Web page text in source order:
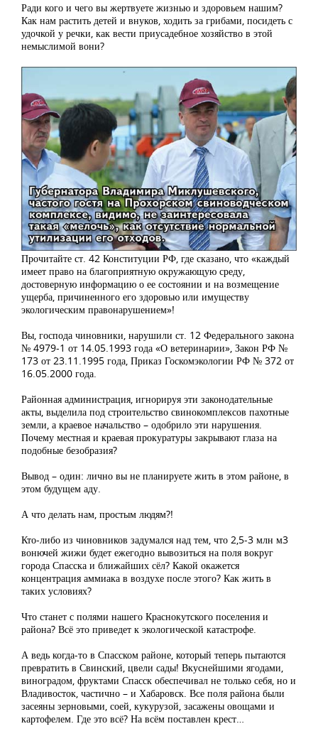
Ради кого и чего вы жертвуете жизнью и здоровьем нашим?
Как нам растить детей и внуков, ходить за грибами, посидеть с
удочкой у речки, как вести приусадебное хозяйство в этой
немыслимой вони?
Прочитайте ст. 42 Конституции РФ, где сказано, что «каждый
имеет право на благоприятную окружающую среду,
достоверную информацию о ее состоянии и на возмещение
ущерба, причиненного его здоровью или имуществу
экологическим правонарушением»!
Вы, господа чиновники, нарушили ст. 12 Федерального закона
№ 4979-1 от 14.05.1993 года «О ветеринарии», Закон РФ №
173 от 23.11.1995 года, Приказ Госкомэкологии РФ № 372 от
16.05.2000 года.
Районная администрация, игнорируя эти законодательные
акты, выделила под строительство свинокомплексов пахотные
земли, а краевое начальство – одобрило эти нарушения.
Почему местная и краевая прокуратуры закрывают глаза на
подобные безобразия?
Вывод – один: лично вы не планируете жить в этом районе, в
этом будущем аду.
А что делать нам, простым людям?!
Кто-либо из чиновников задумался над тем, что 2,5-3 млн м3
вонючей жижи будет ежегодно вывозиться на поля вокруг
города Спасска и ближайших сёл? Какой окажется
концентрация аммиака в воздухе после этого? Как жить в
таких условиях?
Что станет с полями нашего Краснокутского поселения и
района? Всё это приведет к экологической катастрофе.
А ведь когда-то в Спасском районе, который теперь пытаются
превратить в Свинский, цвели сады! Вкуснейшими ягодами,
виноградом, фруктами Спасск обеспечивал не только себя, но и
Владивосток, частично – и Хабаровск. Все поля района были
засеяны зерновыми, соей, кукурузой, засажены овощами и
картофелем. Где это всё? На всём поставлен крест…